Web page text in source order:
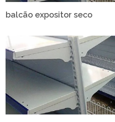
balcão expositor seco